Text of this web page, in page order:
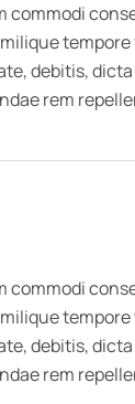
tempore
debitis,
rem
tempore
debitis,
rem